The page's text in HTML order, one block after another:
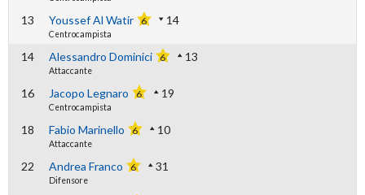
13 Youssef Al Watir 6 14
Centrocampista
14 Alessandro Dominici 6 13
Attaccante
16 Jacopo Legnaro 6 19
Centrocampista
18 Fabio Marinello 6 10
Attaccante
22 Andrea Franco 6 31
Difensore